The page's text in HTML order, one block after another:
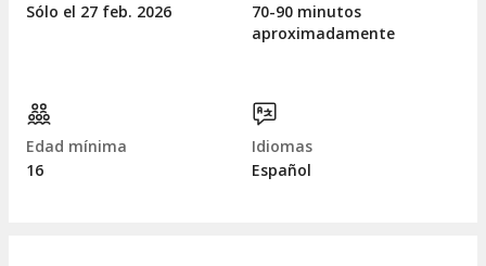
Sólo el 27 feb. 2026
70-90 minutos
aproximadamente
Edad mínima
16
Idiomas
Español